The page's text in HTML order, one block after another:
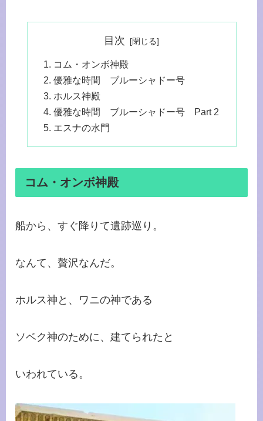
目次
コム・オンボ神殿
優雅な時間 ブルーシャドー号
ホルス神殿
優雅な時間 ブルーシャドー号 Part 2
エスナの水門
コム・オンボ神殿
船から、すぐ降りて遺跡巡り。
なんて、贅沢なんだ。
ホルス神と、ワニの神である
ソベク神のために、建てられたと
いわれている。